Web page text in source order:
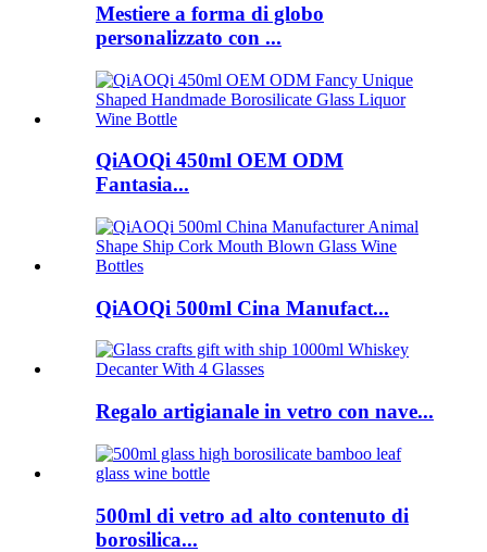
Mestiere a forma di globo
personalizzato con ...
QiAOQi 450ml OEM ODM
Fantasia...
QiAOQi 500ml Cina Manufact...
Regalo artigianale in vetro con nave...
500ml di vetro ad alto contenuto di
borosilica...